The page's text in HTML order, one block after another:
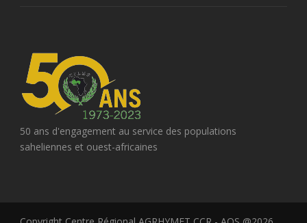
50 ans d'engagement au service des populations
saheliennes et ouest-africaines